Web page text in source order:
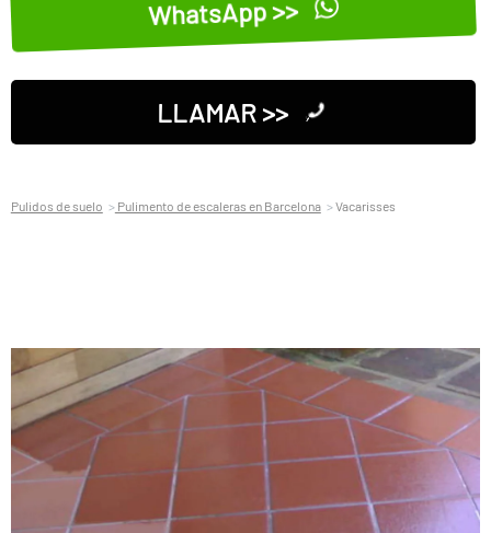
WhatsApp >>
LLAMAR >>
Pulidos de suelo Pulimento de escaleras en Barcelona Vacarisses